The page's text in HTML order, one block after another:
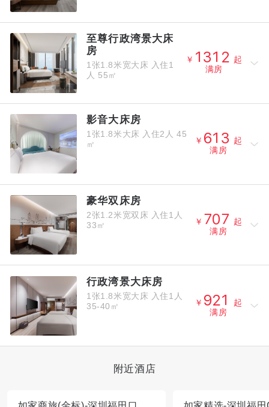
至尊行政湾景大床
房
1张1.8米宽大床 入住1
人
55㎡
￥   
起
满房
影音大床房
1张1.8米大床 入住2人 45
㎡
￥   起
满房
豪华双床房
2张1.2米宽双床 入住1人
33㎡
￥  
起
满房
行政湾景大床房
1张1.8米宽大床 入住1人
35-40㎡
￥  
起
满房
附近酒店